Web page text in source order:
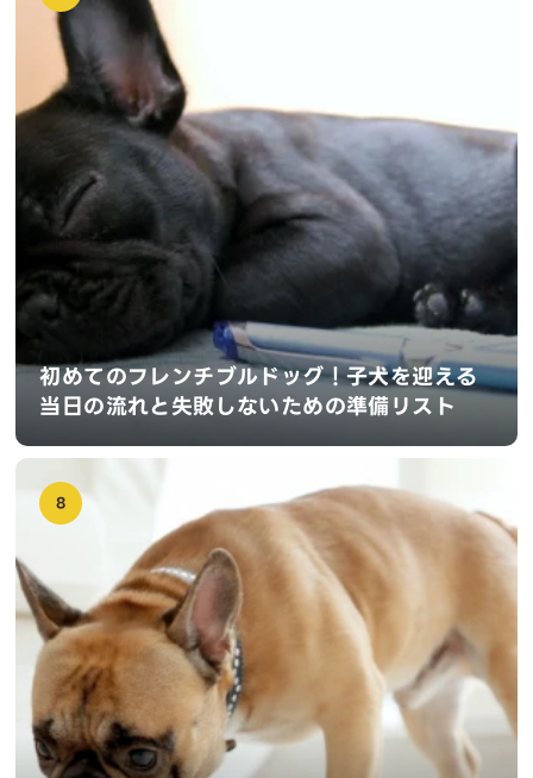
初めてのフレンチブルドッグ！子犬を迎える
当日の流れと失敗しないための準備リスト
8